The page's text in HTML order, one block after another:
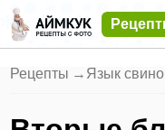
Рецепты → Язык